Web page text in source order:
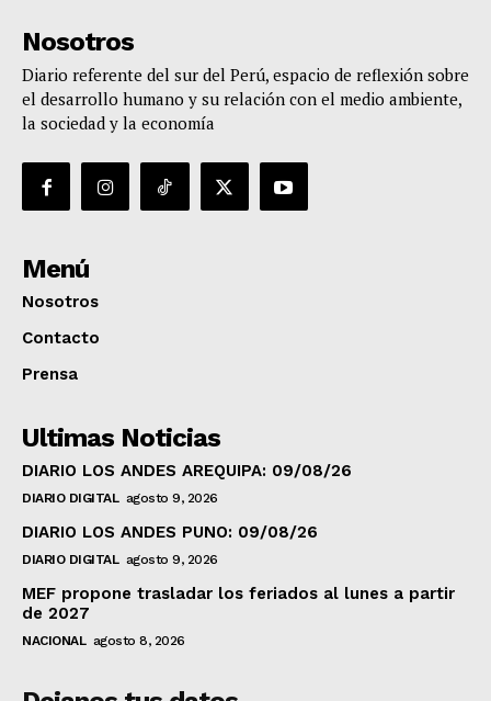
Nosotros
Diario referente del sur del Perú, espacio de reflexión sobre
el desarrollo humano y su relación con el medio ambiente,
la sociedad y la economía
Menú
Nosotros
Contacto
Prensa
Ultimas Noticias
DIARIO LOS ANDES AREQUIPA: 09/08/26
DIARIO DIGITAL agosto 9, 2026
DIARIO LOS ANDES PUNO: 09/08/26
DIARIO DIGITAL agosto 9, 2026
MEF propone trasladar los feriados al lunes a partir
de 2027
NACIONAL agosto 8, 2026